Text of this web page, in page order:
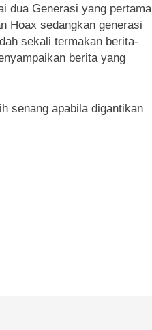
dua Generasi yang pertama
Hoax sedangkan generasi
sekali termakan berita-
berita yang
senang apabila digantikan